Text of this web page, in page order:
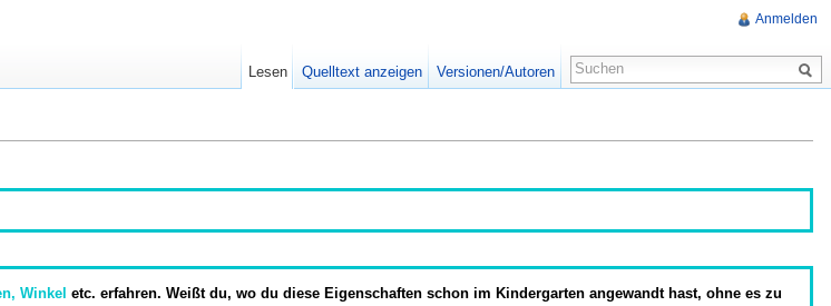
Winkel etc. erfahren. Weißt du, wo du diese Eigenschaften schon im Kindergarten angewandt hast, ohne es zu
Anmelden
Lesen Quelltext anzeigen Versionen/Autoren